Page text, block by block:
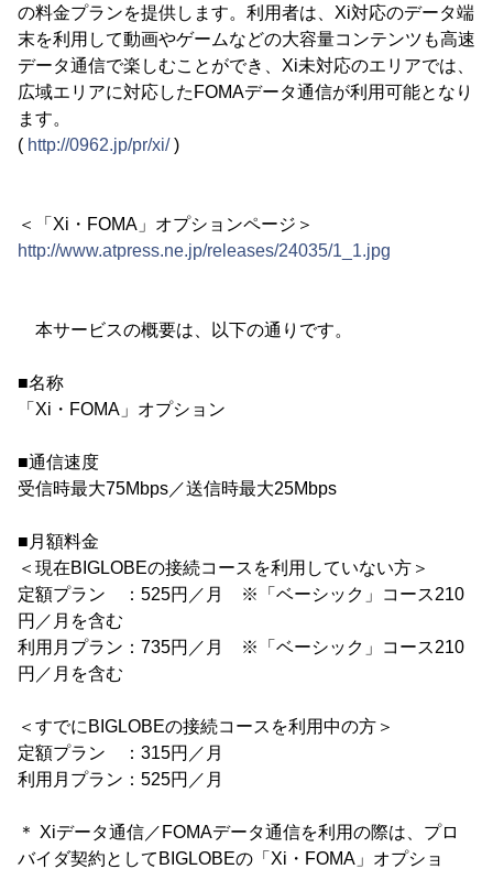
の料金プランを提供します。利用者は、Xi対応のデータ端
末を利用して動画やゲームなどの大容量コンテンツも高速
データ通信で楽しむことができ、Xi未対応のエリアでは、
広域エリアに対応したFOMAデータ通信が利用可能となり
ます。
( http://0962.jp/pr/xi/)
＜「Xi・FOMA」オプションページ＞
http://www.atpress.ne.jp/releases/24035/1_1.jpg
本サービスの概要は、以下の通りです。
■名称
「Xi・FOMA」オプション
■通信速度
受信時最大75Mbps／送信時最大25Mbps
■月額料金
＜現在BIGLOBEの接続コースを利用していない方＞
定額プラン ：525円／月 ※「ベーシック」コース210
円／月を含む
利用月プラン：735円／月 ※「ベーシック」コース210
円／月を含む
＜すでにBIGLOBEの接続コースを利用中の方＞
定額プラン ：315円／月
利用月プラン：525円／月
＊ Xiデータ通信／FOMAデータ通信を利用の際は、プロ
バイダ契約としてBIGLOBEの「Xi・FOMA」オプショ